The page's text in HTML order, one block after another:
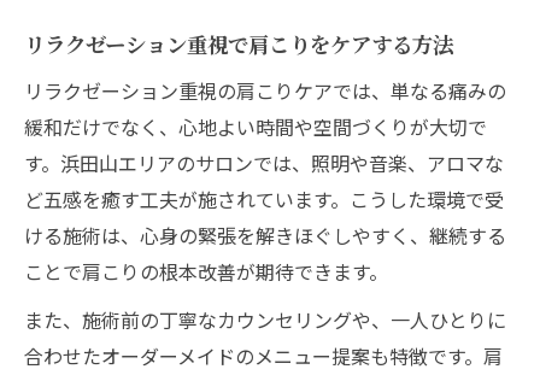
リラクゼーション重視で肩こりをケアする方法
リラクゼーション重視の肩こりケアでは、単なる痛みの
緩和だけでなく、心地よい時間や空間づくりが大切で
す。浜田山エリアのサロンでは、照明や音楽、アロマな
ど五感を癒す工夫が施されています。こうした環境で受
ける施術は、心身の緊張を解きほぐしやすく、継続する
ことで肩こりの根本改善が期待できます。
また、施術前の丁寧なカウンセリングや、一人ひとりに
合わせたオーダーメイドのメニュー提案も特徴です。肩